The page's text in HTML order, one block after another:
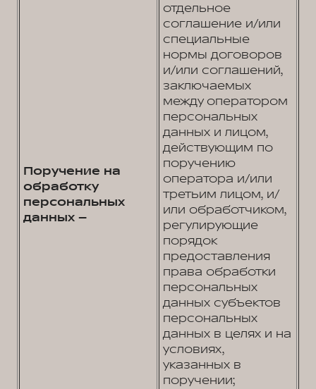
Поручение на
обработку
персональных
данных –
отдельное
соглашение и/или
специальные
нормы договоров
и/или соглашений,
заключаемых
между оператором
персональных
данных и лицом,
действующим по
поручению
оператора и/или
третьим лицом, и/
или обработчиком,
регулирующие
порядок
предоставления
права обработки
персональных
данных cубъектов
персональных
данных в целях и на
условиях,
указанных в
поручении;